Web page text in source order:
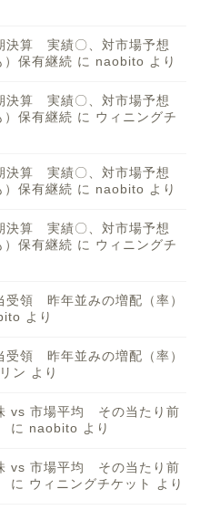
決算 実績〇、対市場予想
保有継続 に naobito より
決算 実績〇、対市場予想
保有継続 に ウィニングチ
決算 実績〇、対市場予想
保有継続 に naobito より
決算 実績〇、対市場予想
保有継続 に ウィニングチ
受領 昨年並みの増配（率）
より
受領 昨年並みの増配（率）
ン より
vs 市場平均 その当たり前
に naobito より
vs 市場平均 その当たり前
に ウィニングチケット より